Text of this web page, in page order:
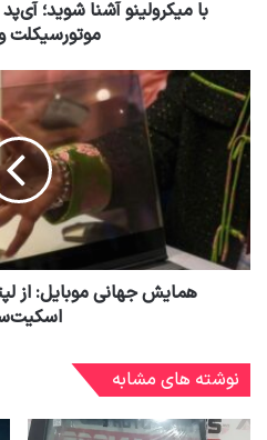
با میکرولینو آشنا شوید؛
موتورسیکلت
همایش جهانی موبایل: از
نوشته های مشابه